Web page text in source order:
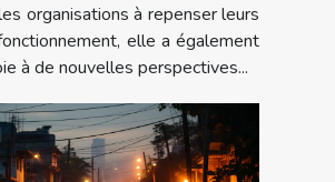
organisations à repenser leurs
elle a également
à de nouvelles perspectives...